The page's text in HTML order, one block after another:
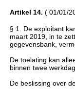
Artikel 14. ( 01/01/
§ 1. De exploitant
maart 2019, in te
gegevensbank,
De toelating kan
binnen twee
De beslissing over